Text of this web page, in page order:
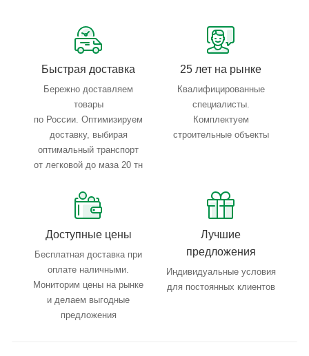
другие неагрессивные газовые среды.
Быстрая доставка
Бережно доставляем
товары
по России. Оптимизируем
доставку, выбирая
оптимальный транспорт
от легковой до маза 20 тн
25 лет на рынке
Квалифицированные
специалисты.
Комплектуем
строительные объекты
Доступные цены
Бесплатная доставка при
оплате наличными.
Мониторим цены на рынке
и делаем выгодные
предложения
Лучшие
предложения
Индивидуальные условия
для постоянных клиентов